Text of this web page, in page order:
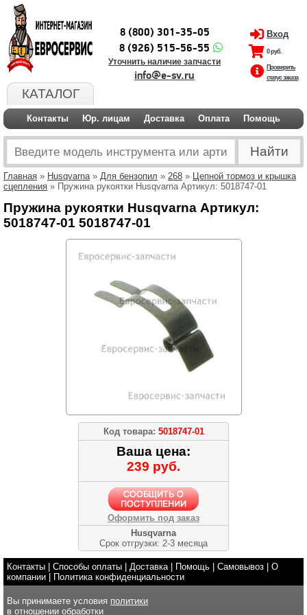
КАТАЛОГ
8 (800) 301-35-05
8 (926) 515-56-55
Уточнить наличие запчасти
info@e-sv.ru
Вход
0 руб.
Проверить
статус заказа
Контакты Юр. лицам Доставка Оплата Помощь
Главная » Husqvarna» Для бензопил » 268 » Цепной тормоз и крышка
сцепления » Пружина рукоятки Husqvarna Артикул: 5018747-01
Пружина рукоятки Husqvarna Артикул:
5018747-01 5018747-01
Код товара: 5018747-01
Ваша цена:
239 руб.
Оформить под заказ
Husqvarna
Срок отгрузки: 2-3 месяца
Контакты Способы оплаты Доставка| Помощь Самовывоз
О
компании
Политика конфиденциальности
Вы принимаете условия политики
в отношении обработки